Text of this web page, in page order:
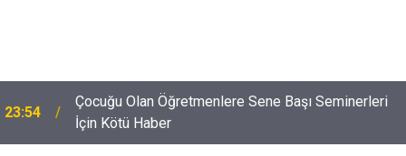
23:01
100 Bin TL'ye Varan Sıfır Faizli Kredi Veren
Bankalar Listesi